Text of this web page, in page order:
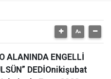
ALANINDA ENGELLİ
DEDİOnikişubat